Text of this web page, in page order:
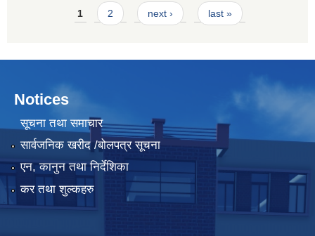
Pages1 2 next › last »
Notices
सूचना तथा समाचार
सार्वजनिक खरीद /बोलपत्र सूचना
एन, कानुन तथा निर्देशिका
कर तथा शुल्कहरु